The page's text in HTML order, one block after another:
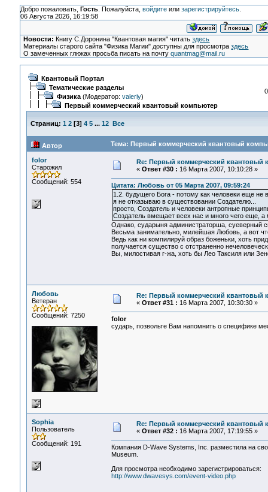
Добро пожаловать, Гость. Пожалуйста, войдитеили зарегистрируйтесь.
06 Августа 2026, 16:19:58
Новости: Книгу С.Доронина "Квантовая магия" читатьздесь
Материалы старого сайта "Физика Магии" доступны для просмотраздесь
О замеченных глюках просьба писать на почтуquantmag@mail.ru
Квантовый Портал
Тематические разделы
Физика(Модератор: valeriy)
Первый коммерческий квантовый компьютер
Страниц: 1 2[3] 4 5 ... 12 Все
Автор Тема: Первый коммерческий квантовый
folor
Старожил
Сообщений: 554
Re: Первый коммерческий квантовый
« Ответ #30 : 16 Марта 2007, 10:10:28 »
Цитата: Любовь от 05 Марта 2007, 09:59:24
1.2. будущего Бога - потому как человеки еще
я не отказываю в существовании Создателю...
просто, Создатель и человеки антропные
Создатель вмещает всех нас и много чего еще,
Однако, сударыня администраторша, суеверный
Весьма занимательно, милейшая Любовь, а вот
Ведь как ни компилируй образ боженьки, хоть
получается существо с отстраненно
Вы, милостивая г-жа, хоть бы Лео Таксиля или
Любовь
Ветеран
Сообщений: 7250
Re: Первый коммерческий квантовый
« Ответ #31 : 16 Марта 2007, 10:30:30 »
folor
сударь, позвольте Вам напомнить о специфике
Sophia
Пользователь
Сообщений: 191
Re: Первый коммерческий квантовый
« Ответ #32 : 16 Марта 2007, 17:19:55 »
Компания D-Wave Systems, Inc. разместила на
Museum.
Для просмотра необходимо зарегистрироваться:
http://www.dwavesys.com/event-video.php